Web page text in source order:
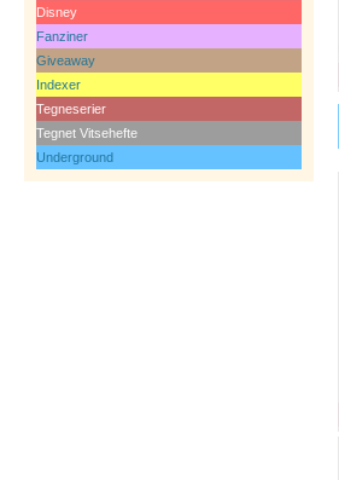
Disney
Fanziner
Giveaway
Indexer
Tegneserier
Tegnet Vitsehefte
Underground